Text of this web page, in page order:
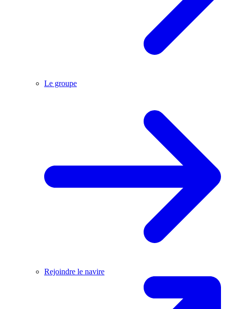
Le groupe
Rejoindre le navire